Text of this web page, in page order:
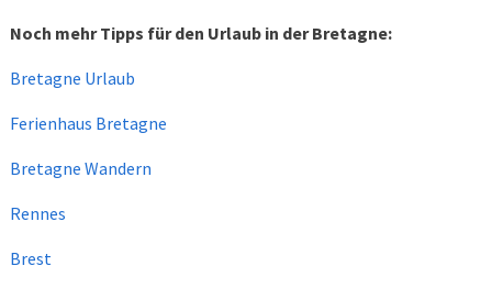
Noch mehr Tipps für den Urlaub in der Bretagne:
Bretagne Urlaub
Ferienhaus Bretagne
Bretagne Wandern
Rennes
Brest